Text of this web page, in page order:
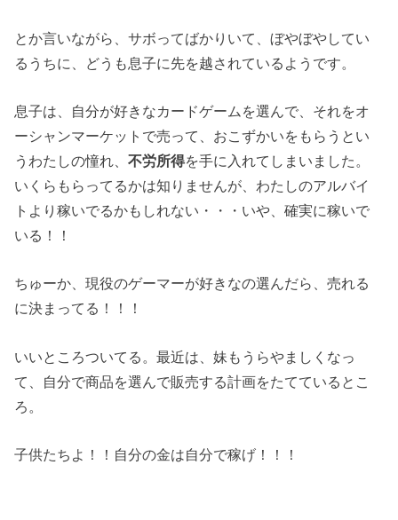
とか言いながら、サボってばかりいて、ぼやぼやしてい
るうちに、どうも息子に先を越されているようです。
息子は、自分が好きなカードゲームを選んで、それをオ
ーシャンマーケットで売って、おこずかいをもらうとい
うわたしの憧れ、不労所得を手に入れてしまいました。
いくらもらってるかは知りませんが、わたしのアルバイ
トより稼いでるかもしれない・・・いや、確実に稼いで
いる！！
ちゅーか、現役のゲーマーが好きなの選んだら、売れる
に決まってる！！！
いいところついてる。最近は、妹もうらやましくなっ
て、自分で商品を選んで販売する計画をたてているとこ
ろ。
子供たちよ！！自分の金は自分で稼げ！！！